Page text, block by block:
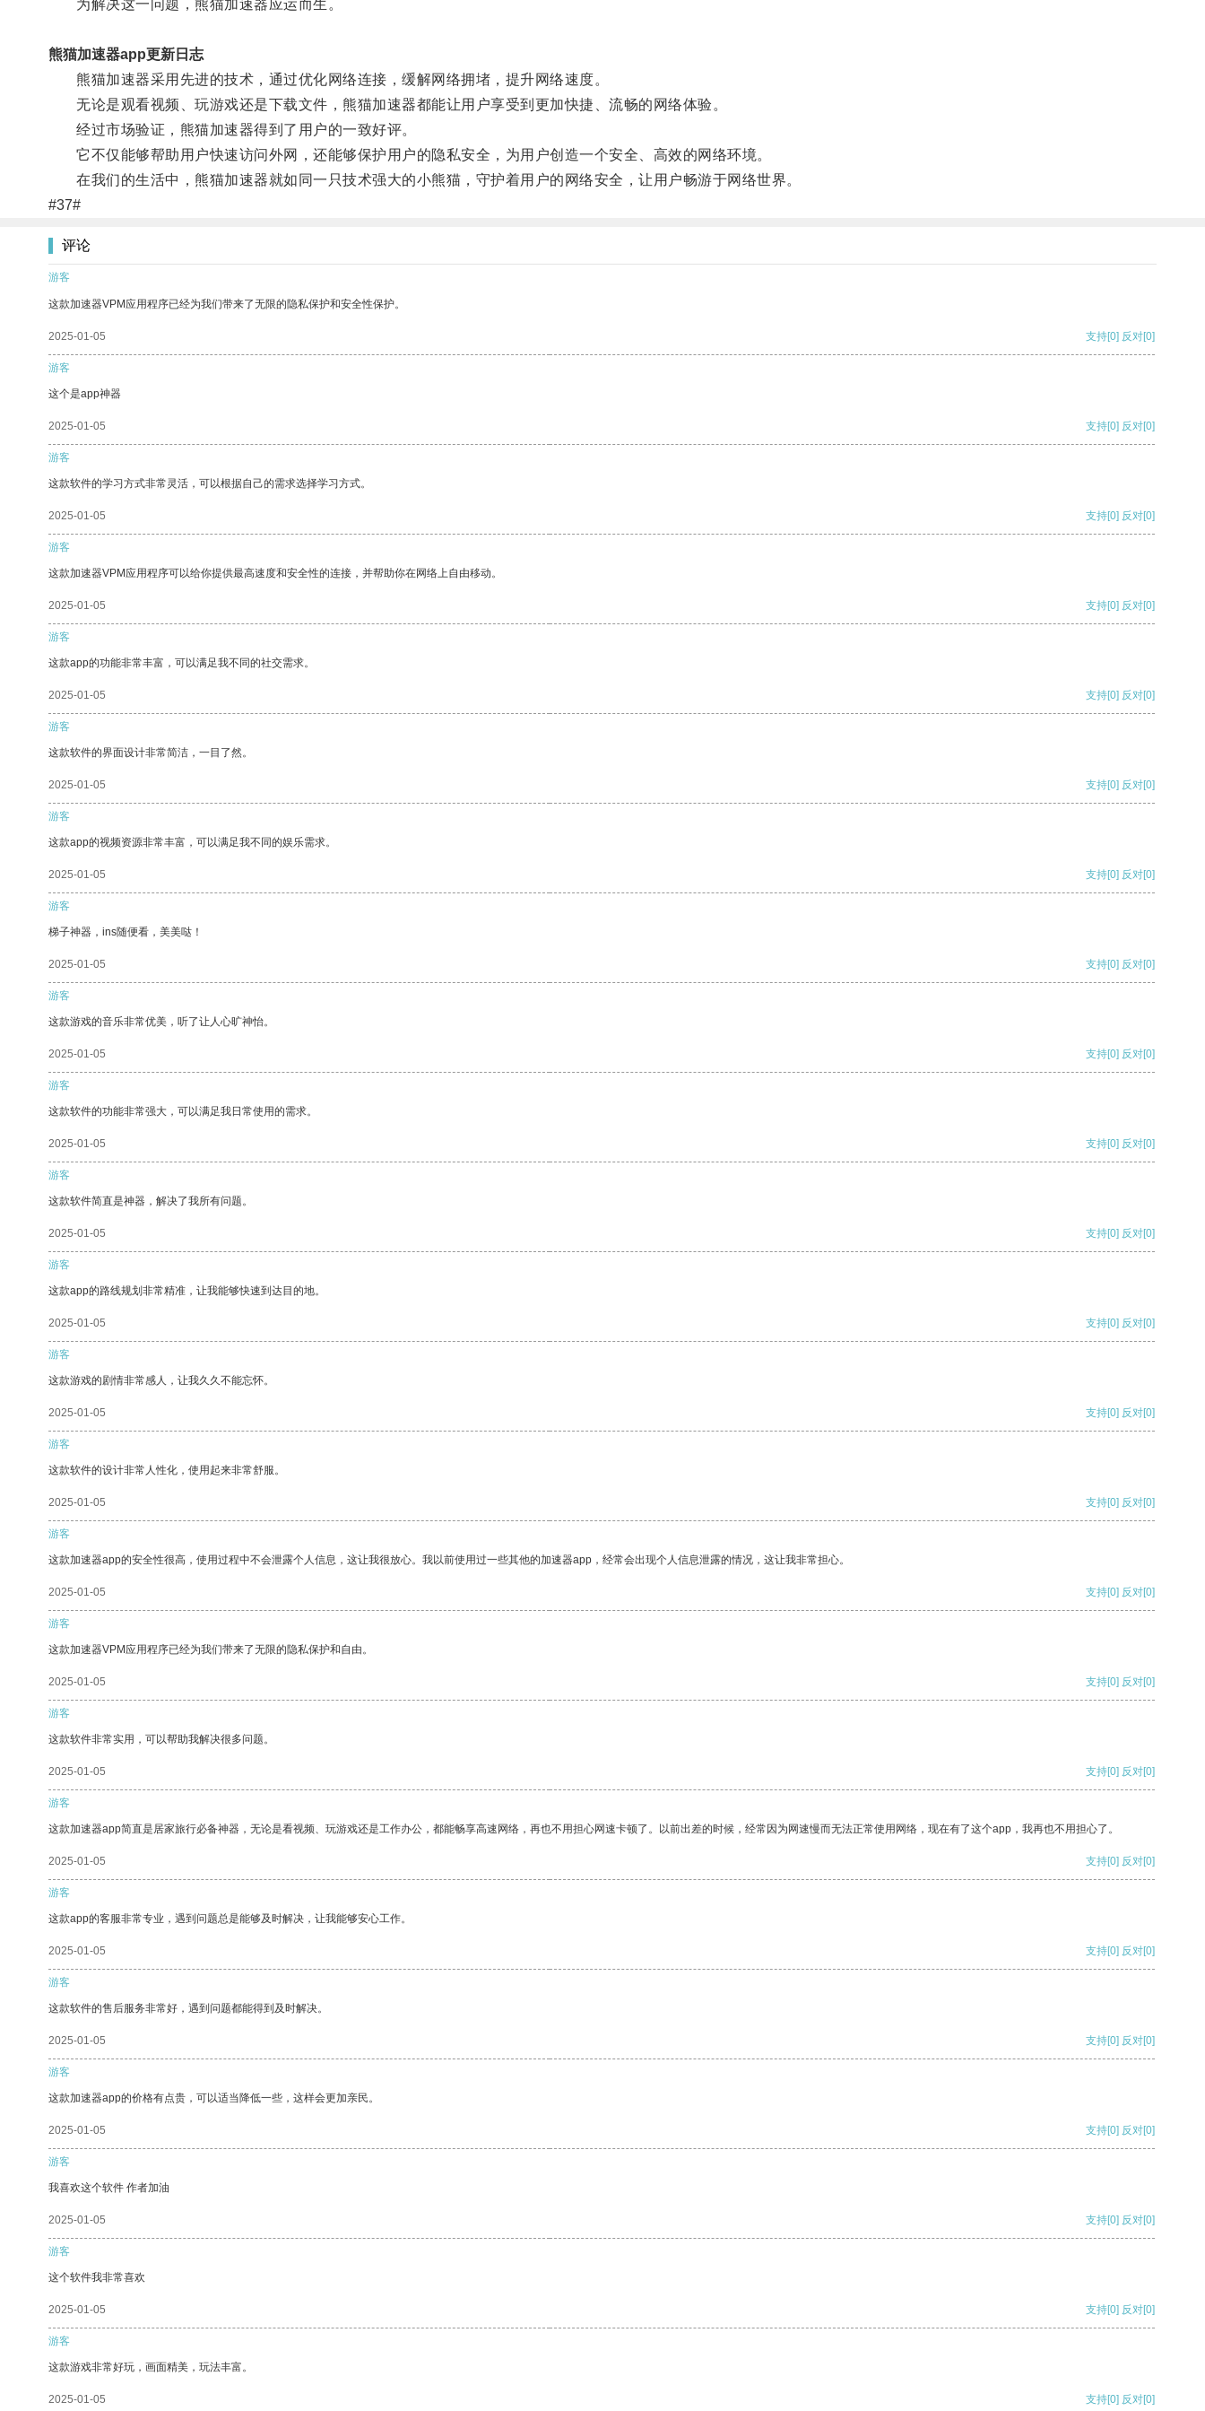
为解决这一问题，熊猫加速器应运而生。
熊猫加速器app更新日志
熊猫加速器采用先进的技术，通过优化网络连接，缓解网络拥堵，提升网络速度。
无论是观看视频、玩游戏还是下载文件，熊猫加速器都能让用户享受到更加快捷、流畅的网络体验。
经过市场验证，熊猫加速器得到了用户的一致好评。
它不仅能够帮助用户快速访问外网，还能够保护用户的隐私安全，为用户创造一个安全、高效的网络环境。
在我们的生活中，熊猫加速器就如同一只技术强大的小熊猫，守护着用户的网络安全，让用户畅游于网络世界。
#37#
评论
游客
这款加速器VPM应用程序已经为我们带来了无限的隐私保护和安全性保护。
2025-01-05 支持[0] 反对[0]
游客
这个是app神器
2025-01-05 支持[0] 反对[0]
游客
这款软件的学习方式非常灵活，可以根据自己的需求选择学习方式。
2025-01-05 支持[0] 反对[0]
游客
这款加速器VPM应用程序可以给你提供最高速度和安全性的连接，并帮助你在网络上自由移动。
2025-01-05 支持[0] 反对[0]
游客
这款app的功能非常丰富，可以满足我不同的社交需求。
2025-01-05 支持[0] 反对[0]
游客
这款软件的界面设计非常简洁，一目了然。
2025-01-05 支持[0] 反对[0]
游客
这款app的视频资源非常丰富，可以满足我不同的娱乐需求。
2025-01-05 支持[0] 反对[0]
游客
梯子神器，ins随便看，美美哒！
2025-01-05 支持[0] 反对[0]
游客
这款游戏的音乐非常优美，听了让人心旷神怡。
2025-01-05 支持[0] 反对[0]
游客
这款软件的功能非常强大，可以满足我日常使用的需求。
2025-01-05 支持[0] 反对[0]
游客
这款软件简直是神器，解决了我所有问题。
2025-01-05 支持[0] 反对[0]
游客
这款app的路线规划非常精准，让我能够快速到达目的地。
2025-01-05 支持[0] 反对[0]
游客
这款游戏的剧情非常感人，让我久久不能忘怀。
2025-01-05 支持[0] 反对[0]
游客
这款软件的设计非常人性化，使用起来非常舒服。
2025-01-05 支持[0] 反对[0]
游客
这款加速器app的安全性很高，使用过程中不会泄露个人信息，这让我很放心。我以前使用过一些其他的加速器app，经常会出现个人信息泄露的情况，这让我非常担心。
2025-01-05 支持[0] 反对[0]
游客
这款加速器VPM应用程序已经为我们带来了无限的隐私保护和自由。
2025-01-05 支持[0] 反对[0]
游客
这款软件非常实用，可以帮助我解决很多问题。
2025-01-05 支持[0] 反对[0]
游客
这款加速器app简直是居家旅行必备神器，无论是看视频、玩游戏还是工作办公，都能畅享高速网络，再也不用担心网速卡顿了。以前出差的时候，经常因为网速慢而无法正常使用网络，现在有了这个app，我再也不用担心了。
2025-01-05 支持[0] 反对[0]
游客
这款app的客服非常专业，遇到问题总是能够及时解决，让我能够安心工作。
2025-01-05 支持[0] 反对[0]
游客
这款软件的售后服务非常好，遇到问题都能得到及时解决。
2025-01-05 支持[0] 反对[0]
游客
这款加速器app的价格有点贵，可以适当降低一些，这样会更加亲民。
2025-01-05 支持[0] 反对[0]
游客
我喜欢这个软件 作者加油
2025-01-05 支持[0] 反对[0]
游客
这个软件我非常喜欢
2025-01-05 支持[0] 反对[0]
游客
这款游戏非常好玩，画面精美，玩法丰富。
2025-01-05 支持[0] 反对[0]